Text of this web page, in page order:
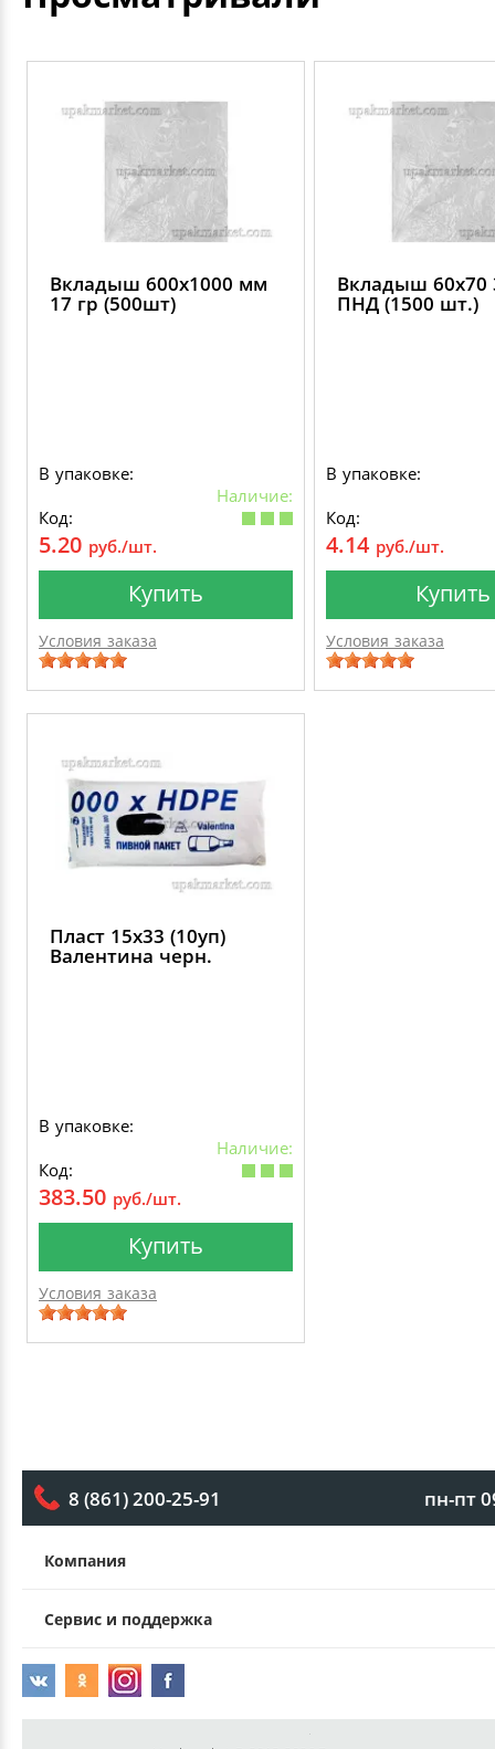
Вкладыш 600х1000 мм
17 гр (500шт)
В упаковке:
Наличие:
Код:
5.20 руб./шт.
Купить
Условия заказа
Вкладыш 60х70
ПНД (1500 шт.)
В упаковке:
Код:
4.14 руб./шт.
Купить
Условия заказа
Пласт 15х33 (10уп)
Валентина черн.
В упаковке:
Наличие:
Код:
383.50 руб./шт.
Купить
Условия заказа
8 (861) 200-25-91 пн-пт
Компания
Сервис и поддержка